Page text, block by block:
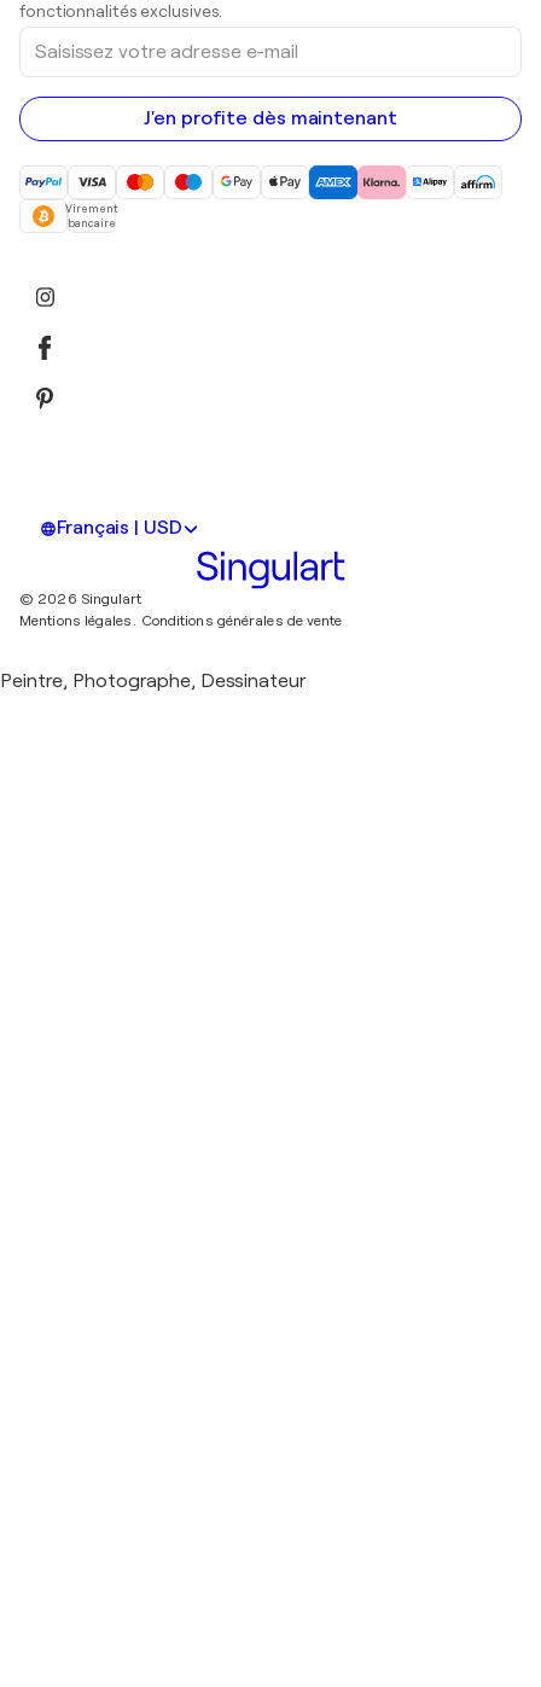
fonctionnalités exclusives.
Saisissez
votre
adresse
e-
mail
J'en profite dès maintenant
Virement
bancaire
Français | USD
© 2026 Singulart
Mentions légales. Conditions générales de vente
Peintre, Photographe, Dessinateur